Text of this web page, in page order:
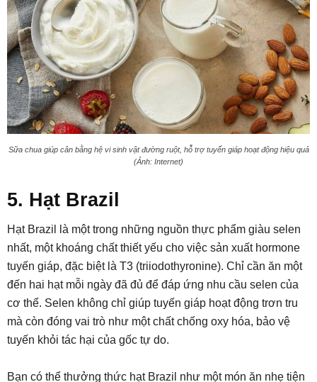
Sữa chua giúp cân bằng hệ vi sinh vật đường ruột, hỗ trợ tuyến giáp hoạt động hiệu quả
(Ảnh: Internet)
5. Hạt Brazil
Hạt Brazil là một trong những nguồn thực phẩm giàu selen
nhất, một khoáng chất thiết yếu cho việc sản xuất hormone
tuyến giáp, đặc biệt là T3 (triiodothyronine). Chỉ cần ăn một
đến hai hạt mỗi ngày đã đủ để đáp ứng nhu cầu selen của
cơ thể. Selen không chỉ giúp tuyến giáp hoạt động trơn tru
mà còn đóng vai trò như một chất chống oxy hóa, bảo vệ
tuyến khỏi tác hại của gốc tự do.
Bạn có thể thưởng thức hạt Brazil như một món ăn nhẹ tiện